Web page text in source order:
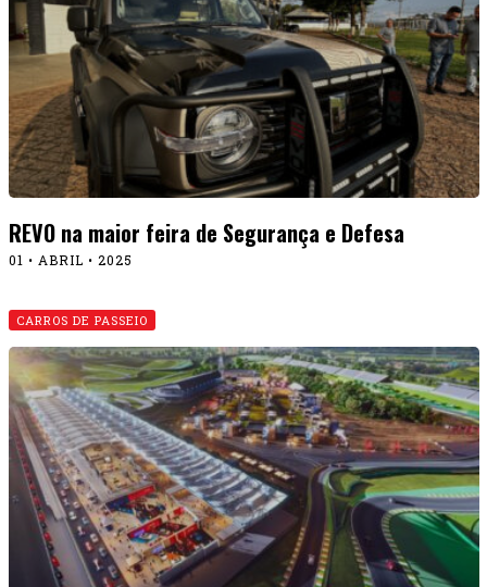
REVO na maior feira de Segurança e Defesa
01 • ABRIL • 2025
CARROS DE PASSEIO